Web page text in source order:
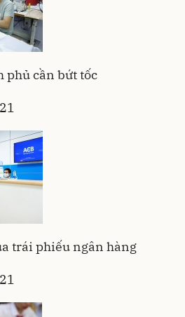
phủ cần bứt tốc
trái phiếu ngân hàng